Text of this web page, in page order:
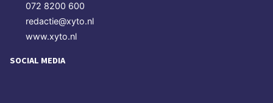
072 8200 600
redactie@xyto.nl
www.xyto.nl
SOCIAL MEDIA